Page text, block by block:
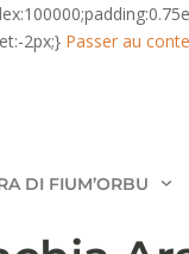
2px;} Passer au
DI FIUM’ORBU